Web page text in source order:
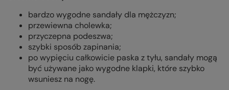
bardzo wygodne sandały dla mężczyzn;
przewiewna cholewka;
przyczepna podeszwa;
szybki sposób zapinania;
po wypięciu całkowicie paska z tyłu, sandały mogą
być używane jako wygodne klapki, które szybko
wsuniesz na nogę.